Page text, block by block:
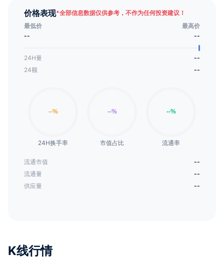
价格表现*全部信息数据仅供参考，不作为任何投资建议！
最低价
最高价
--
--
24H量
--
24额
--
24H换手率 市值占比 流通率
流通市值
--
流通量
--
供应量
--
K线行情